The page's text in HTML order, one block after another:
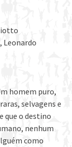
Leonardo
homem puro,
selvagens e
que o destino
nenhum
como